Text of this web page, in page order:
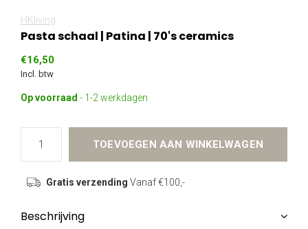
HKliving
Pasta schaal | Patina | 70's ceramics
€16,50
Incl. btw
Op voorraad - 1-2 werkdagen
TOEVOEGEN AAN WINKELWAGEN
Gratis verzending Vanaf €100,-
Beschrijving